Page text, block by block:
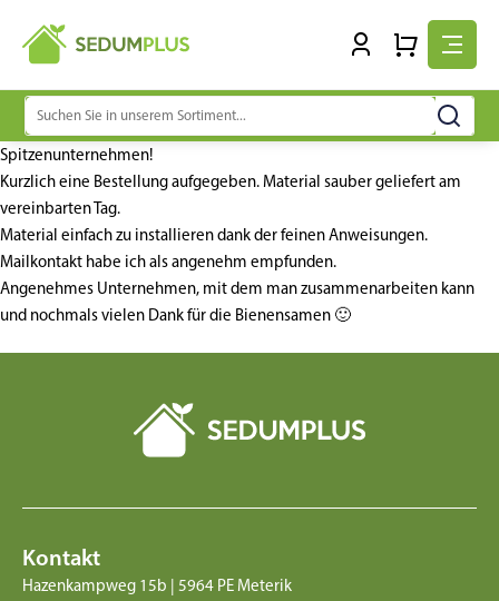
Suchen
nach:
Spitzenunternehmen!
Kurzlich eine Bestellung aufgegeben. Material sauber geliefert am
vereinbarten Tag.
Material einfach zu installieren dank der feinen Anweisungen.
Mailkontakt habe ich als angenehm empfunden.
Angenehmes Unternehmen, mit dem man zusammenarbeiten kann
und nochmals vielen Dank für die Bienensamen 🙂
Kontakt
Hazenkampweg 15b | 5964 PE Meterik